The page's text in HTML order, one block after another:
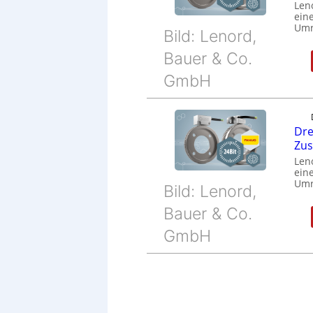
Bild: Lenord,
Bauer & Co.
GmbH
Bild: Lenord,
Bauer & Co.
GmbH